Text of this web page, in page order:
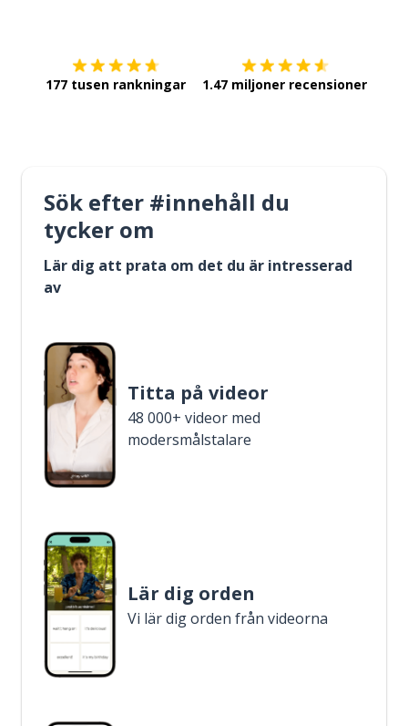
177 tusen rankningar 1.47 miljoner recensioner
Sök efter #innehåll du
tycker om
Lär dig att prata om det du är intresserad
av
Titta på videor
48 000+ videor med
modersmålstalare
Lär dig orden
Vi lär dig orden från videorna